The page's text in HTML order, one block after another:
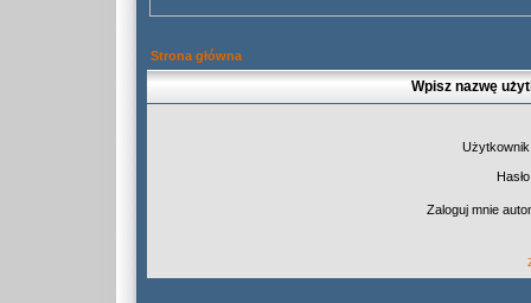
Strona główna
Wpisz nazwę
Zaloguj mnie